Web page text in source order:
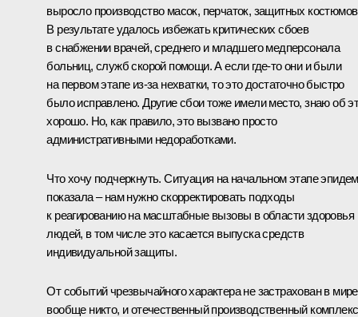
выросло производство масок, перчаток, защитных
В результате удалось избежать критических сбоев
в снабжении врачей, среднего и младшего медперсонала
больниц, служб скорой помощи. А если где-то они и были
на первом этапе из-за нехватки, то это достаточно быстро
было исправлено. Другие сбои тоже имели место, знаю об
хорошо. Но, как правило, это вызвано просто
административными недоработками.
Что хочу подчеркнуть. Ситуация на начальном этапе
показала – нам нужно скорректировать подходы
к реагированию на масштабные вызовы в области здоровья
людей, в том числе это касается выпуска средств
индивидуальной защиты.
От событий чрезвычайного характера не застрахован в мире
вообще никто, и отечественный производственный